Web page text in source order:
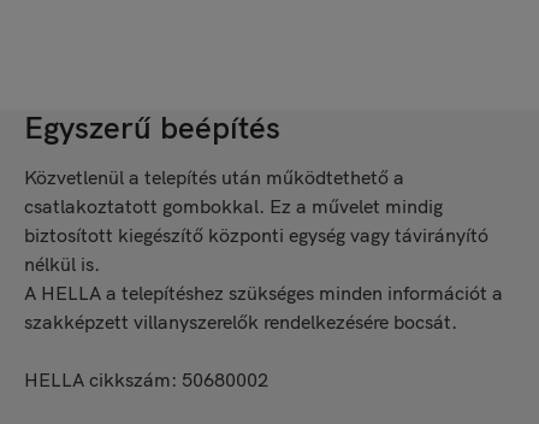
Egyszerű beépítés
Közvetlenül a telepítés után működtethető a
csatlakoztatott gombokkal. Ez a művelet mindig
biztosított kiegészítő központi egység vagy távirányító
nélkül is.
A HELLA a telepítéshez szükséges minden információt a
szakképzett villanyszerelők rendelkezésére bocsát.
HELLA cikkszám: 50680002